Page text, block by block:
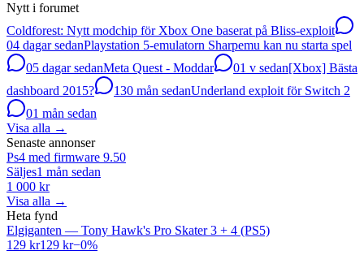
Nytt i forumet
Coldforest: Nytt modchip för Xbox One baserat på Bliss-exploit
04 dagar sedanPlaystation 5-emulatorn Sharpemu kan nu starta spel
05 dagar sedanMeta Quest - Moddar 01 v sedan[Xbox] Bästa
dashboard 2015?
130 mån sedanUnderland exploit för Switch 2
01 mån sedan
Visa alla →
Senaste annonser
Ps4 med firmware 9.50
Säljes1 mån sedan
1 000 kr
Visa alla →
Heta fynd
Elgiganten — Tony Hawk's Pro Skater 3 + 4 (PS5)
129 kr129 kr−0%